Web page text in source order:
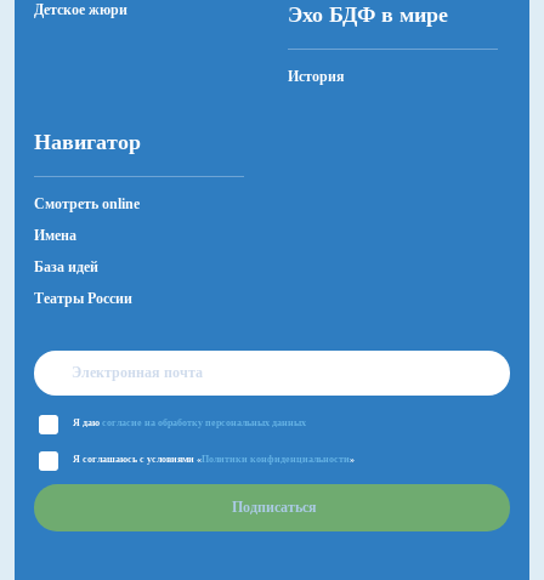
Детское жюри
Эхо БДФ в мире
История
Навигатор
Смотреть online
Имена
База идей
Театры России
Я даю согласие на обработку персональных данных
Я соглашаюсь с условиями « Политики конфиденциальности»
Подписаться